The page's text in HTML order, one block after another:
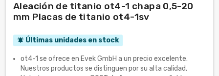
Aleación de titanio ot4-1 chapa 0,5-20
mm Placas de titanio ot4-1sv
notifications_active Últimas unidades en stock
ot4-1 se ofrece en Evek GmbH a un precio excelente.
Nuestros productos se distinguen por su alta calidad.